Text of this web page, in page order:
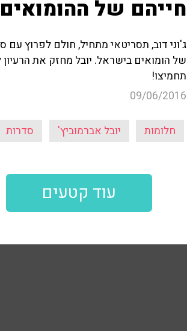
חייהם של
ג'וני דוב, תסריטאי מתחיל, חולם לפרוץ
של הומואים בישראל. יובל מחזק את
תחמיצו!
09/06/2016
חלומות יובל אברמוביץ' סדרות
עוד קטעים